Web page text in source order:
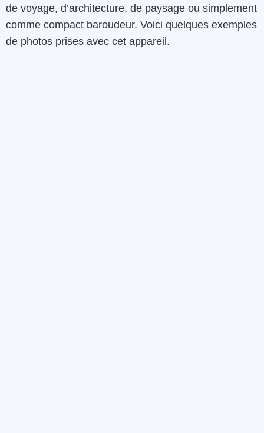
de voyage, d’architecture, de paysage ou simplement
comme compact baroudeur. Voici quelques exemples
de photos prises avec cet appareil.